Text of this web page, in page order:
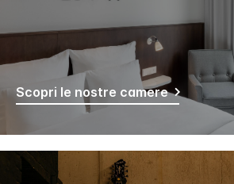
Scopri le nostre camere